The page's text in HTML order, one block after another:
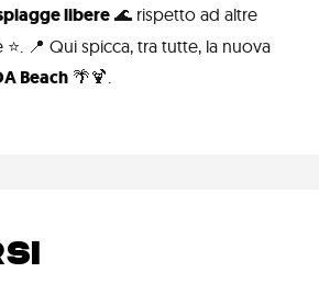
libere🌊 rispetto ad altre
📍 Qui spicca, tra tutte, la nuova
Beach 🌴🍹.